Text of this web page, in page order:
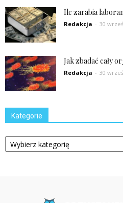
Ile zarabia
Redakcja - 30
Jak zbadać cały
Redakcja - 30
Kategorie
Kategorie